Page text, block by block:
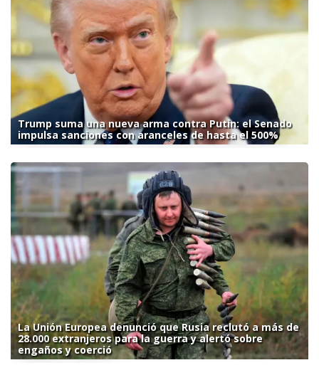
Trump suma una nueva arma contra Putin: el Senado
impulsa sanciones con aranceles de hasta el 500%
La Unión Europea denunció que Rusia reclutó a más de
28.000 extranjeros para la guerra y alertó sobre
engaños y coerció